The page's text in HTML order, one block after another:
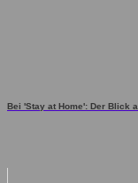
Bei 'Stay at Home': Der Blick